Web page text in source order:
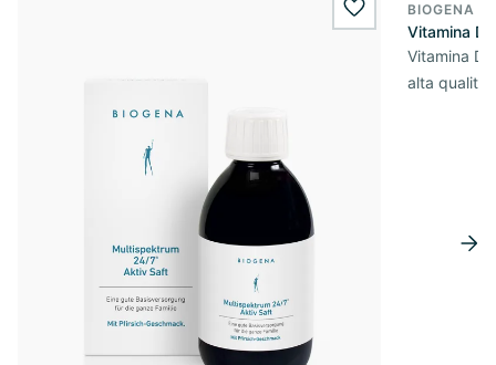
wishlist.add
BIOGENA
Vitamina
Vitamina
alta qualità